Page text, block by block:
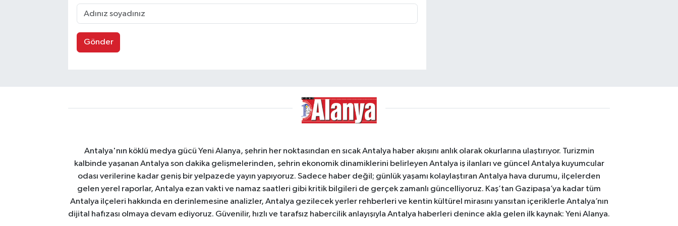
Gönder
Antalya'nın köklü medya gücü Yeni Alanya, şehrin her noktasından en sıcak Antalya haber akışını anlık olarak okurlarına ulaştırıyor. Turizmin
kalbinde yaşanan Antalya son dakika gelişmelerinden, şehrin ekonomik dinamiklerini belirleyen Antalya iş ilanları ve güncel Antalya kuyumcular
odası verilerine kadar geniş bir yelpazede yayın yapıyoruz. Sadece haber değil; günlük yaşamı kolaylaştıran Antalya hava durumu, ilçelerden
gelen yerel raporlar, Antalya ezan vakti ve namaz saatleri gibi kritik bilgileri de gerçek zamanlı güncelliyoruz. Kaş’tan Gazipaşa’ya kadar tüm
Antalya ilçeleri hakkında en derinlemesine analizler, Antalya gezilecek yerler rehberleri ve kentin kültürel mirasını yansıtan içeriklerle Antalya’nın
dijital hafızası olmaya devam ediyoruz. Güvenilir, hızlı ve tarafsız habercilik anlayışıyla Antalya haberleri denince akla gelen ilk kaynak: Yeni Alanya.